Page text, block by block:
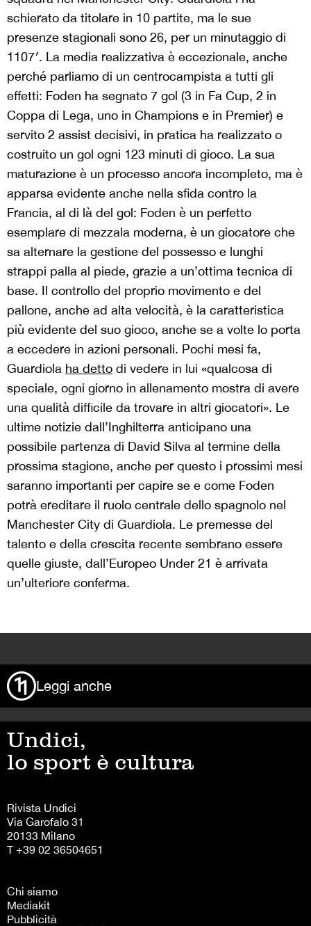
schierato da titolare in 10 partite, ma le sue
presenze stagionali sono 26, per un minutaggio di
1107′. La media realizzativa è eccezionale, anche
perché parliamo di un centrocampista a tutti gli
effetti: Foden ha segnato 7 gol (3 in Fa Cup, 2 in
Coppa di Lega, uno in Champions e in Premier) e
servito 2 assist decisivi, in pratica ha realizzato o
costruito un gol ogni 123 minuti di gioco. La sua
maturazione è un processo ancora incompleto, ma è
apparsa evidente anche nella sfida contro la
Francia, al di là del gol: Foden è un perfetto
esemplare di mezzala moderna, è un giocatore che
sa alternare la gestione del possesso e lunghi
strappi palla al piede, grazie a un’ottima tecnica di
base. Il controllo del proprio movimento e del
pallone, anche ad alta velocità, è la caratteristica
più evidente del suo gioco, anche se a volte lo porta
a eccedere in azioni personali. Pochi mesi fa,
Guardiola ha detto di vedere in lui «qualcosa di
speciale, ogni giorno in allenamento mostra di avere
una qualità difficile da trovare in altri giocatori». Le
ultime notizie dall’Inghilterra anticipano una
possibile partenza di David Silva al termine della
prossima stagione, anche per questo i prossimi mesi
saranno importanti per capire se e come Foden
potrà ereditare il ruolo centrale dello spagnolo nel
Manchester City di Guardiola. Le premesse del
talento e della crescita recente sembrano essere
quelle giuste, dall’Europeo Under 21 è arrivata
un’ulteriore conferma.
Leggi anche
Undici,
lo sport è cultura
Rivista Undici
Via Garofalo 31
20133 Milano
T +39 02 36504651
Chi siamo
Mediakit
Pubblicità